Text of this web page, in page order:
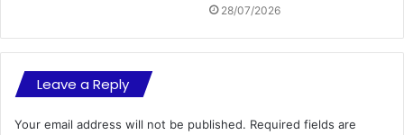
28/07/2026
Leave a Reply
Your email address will not be published. Required fields are